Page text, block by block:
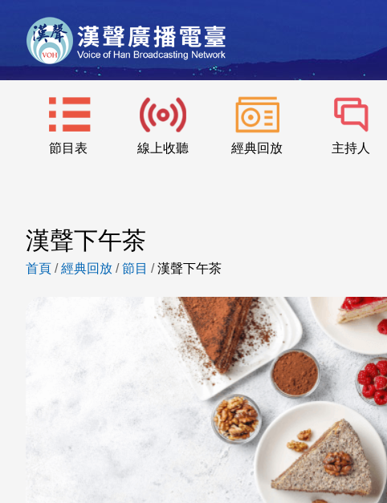
節目表 線上收聽 經典回放 主持人
漢聲下午茶
首頁 /經典回放 /節目 /漢聲下午茶